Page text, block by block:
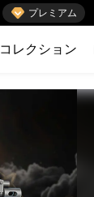
 プレミアム
コレクション